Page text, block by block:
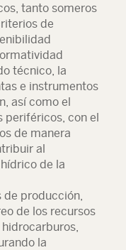
tanto someros
de
técnico, la
e instrumentos
así como el
periféricos, con el
de manera
al
de la
de producción,
de los recursos
la